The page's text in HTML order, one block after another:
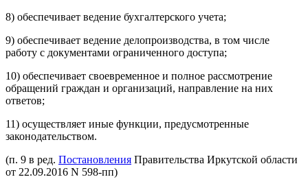
8) обеспечивает ведение бухгалтерского учета;
9) обеспечивает ведение делопроизводства, в том числе
работу с документами ограниченного доступа;
10) обеспечивает своевременное и полное рассмотрение
обращений граждан и организаций, направление на них
ответов;
11) осуществляет иные функции, предусмотренные
законодательством.
(п. 9 в ред. Постановления Правительства Иркутской области
от 22.09.2016 N 598-пп)